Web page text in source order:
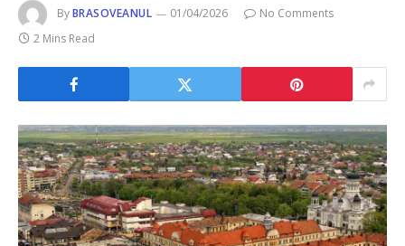
ByBRASOVEANUL 01/04/2026
No Comments
2 Mins Read